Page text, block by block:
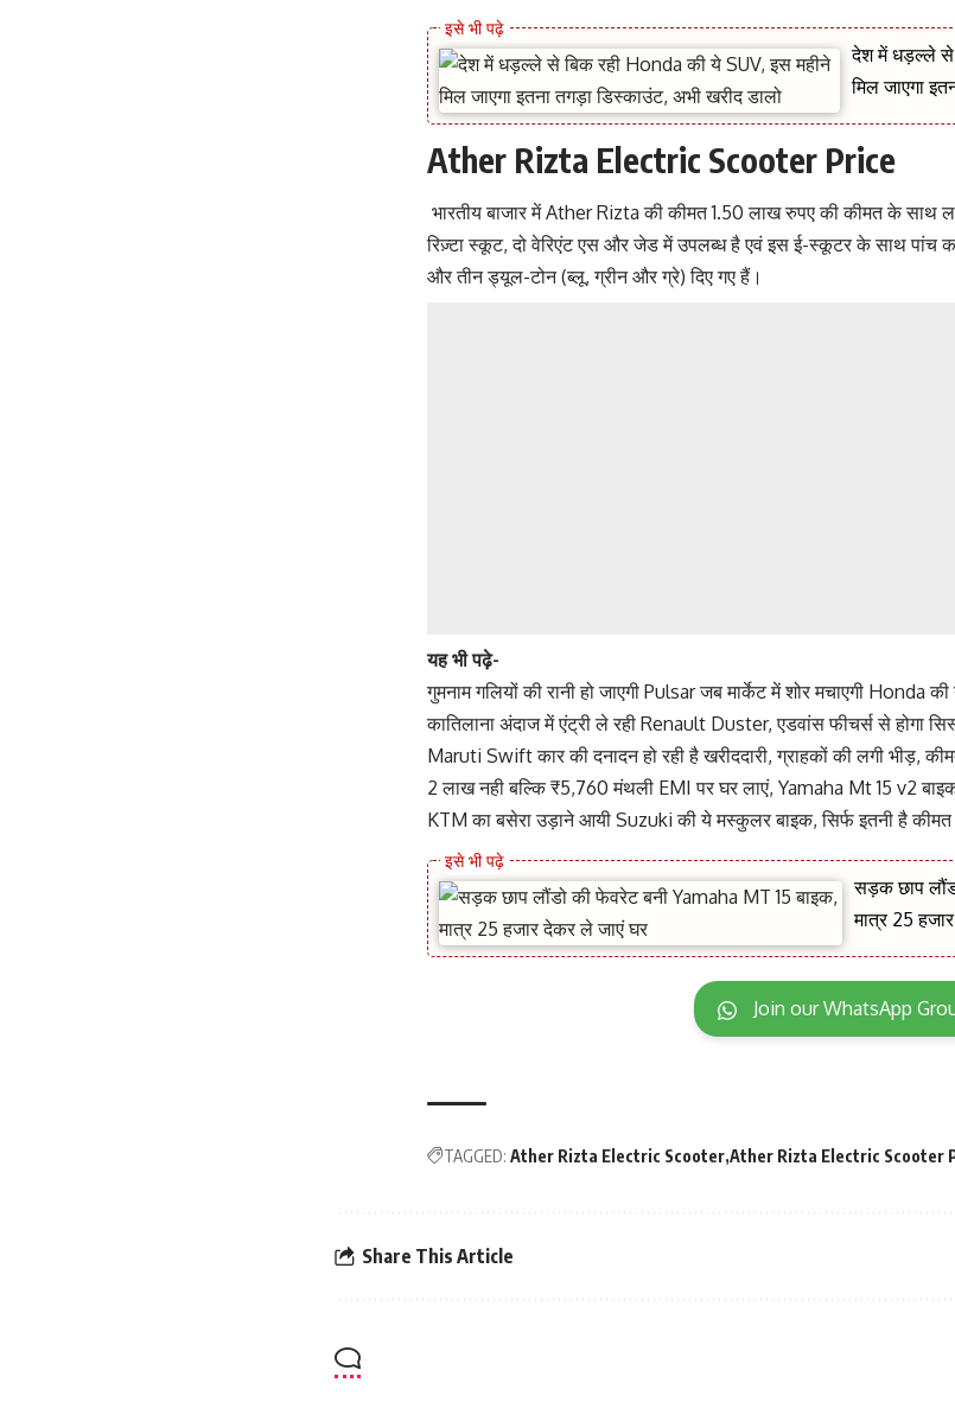
देश में धड़ल्ले से
मिल जाएगा
Ather Rizta Electric Scooter Price
भारतीय बाजार में Ather Rizta की कीमत 1.50 लाख रुपए की कीमत के साथ
रिज़्टा स्कूट, दो वेरिएंट एस और जेड में उपलब्ध है एवं इस ई-स्कूटर के साथ पांच
और तीन ड्यूल-टोन (ब्लू, ग्रीन और ग्रे) दिए गए हैं।
यह भी पढ़े-
गुमनाम गलियों की रानी हो जाएगी Pulsar जब मार्केट में शोर मचाएगी Honda की
कातिलाना अंदाज में एंट्री ले रही Renault Duster, एडवांस फीचर्स से होगा
Maruti Swift कार की दनादन हो रही है खरीददारी, ग्राहकों की लगी भीड़,
2 लाख नही बल्कि ₹5,760 मंथली EMI पर घर लाएं, Yamaha Mt 15 v2
KTM का बसेरा उड़ाने आयी Suzuki की ये मस्कुलर बाइक, सिर्फ इतनी है कीमत
सड़क छाप
मात्र 25
Join our WhatsApp
TAGGED: Ather Rizta Electric Scooter Ather Rizta Electric Scooter
Share This Article